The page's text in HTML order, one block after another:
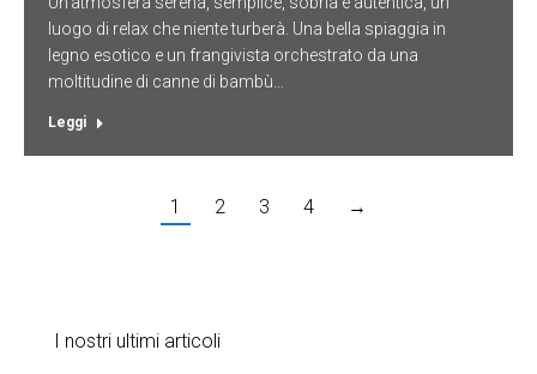
luogo di relax che niente turberà. Una bella spiaggia in
legno esotico e un frangivista orchestrato da una
moltitudine di canne di bambù…
Leggi
1 2 3 4 →
I nostri ultimi articoli